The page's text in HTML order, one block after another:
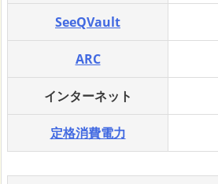
SeeQVault
ARC
インターネット
定格消費電力